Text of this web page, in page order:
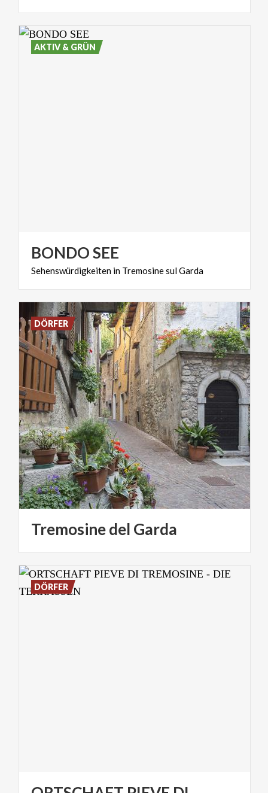
BONDOSEE
Sehenswürdigkeiten in TremosinesulGarda
AKTIV & GRÜN
Tremosinedel Garda
DÖRFER
DÖRFER